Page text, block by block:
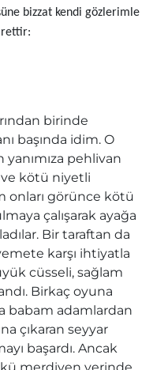
bizzat kendi gözlerimle
birinde
başında idim. O
pehlivan
kötü niyetli
onları görünce kötü
çalışarak ayağa
Bir taraftan da
karşı ihtiyatla
cüsseli, sağlam
Birkaç oyuna
babam adamlardan
çıkaran seyyar
başardı. Ancak